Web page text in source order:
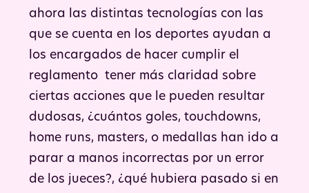
ahora las distintas tecnologías con las
que se cuenta en los deportes ayudan a
los encargados de hacer cumplir el
reglamento tener más claridad sobre
ciertas acciones que le pueden resultar
dudosas, ¿cuántos goles, touchdowns,
home runs, masters, o medallas han ido a
parar a manos incorrectas por un error
de los jueces?, ¿qué hubiera pasado si en